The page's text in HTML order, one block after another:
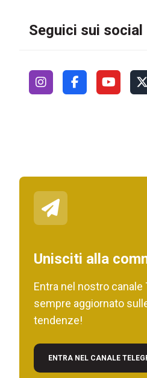
Seguici sui social
Unisciti alla
Entra nel nostro canale
sempre aggiornato
tendenze!
ENTRA NEL CANALE